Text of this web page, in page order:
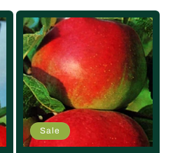
Sale